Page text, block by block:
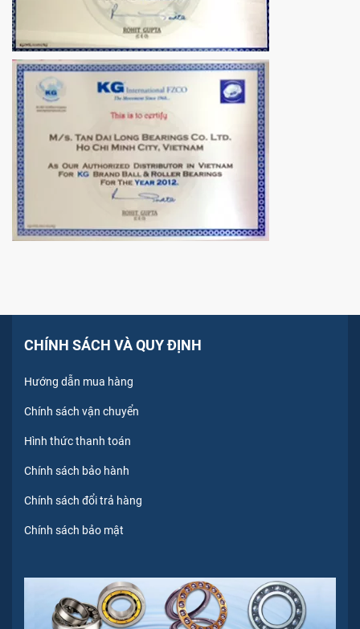
CHÍNH SÁCH VÀ QUY ĐỊNH
Hướng dẫn mua hàng
Chính sách vận chuyển
Hình thức thanh toán
Chính sách bảo hành
Chính sách đổi trả hàng
Chính sách bảo mật